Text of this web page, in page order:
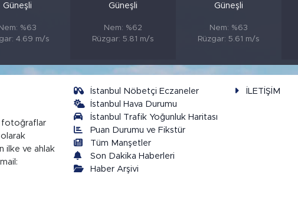
Güneşli
%63
4.69 m/s
Güneşli
Nem: %62
Rüzgar: 5.81 m/s
Güneşli
Nem: %63
Rüzgar: 5.61 m/s
fotoğraflar
ilke ve ahlak
İstanbul Nöbetçi Eczaneler
İstanbul Hava Durumu
İstanbul Trafik Yoğunluk Haritası
Puan Durumu ve Fikstür
Tüm Manşetler
Son Dakika Haberleri
Haber Arşivi
İLETİŞİM